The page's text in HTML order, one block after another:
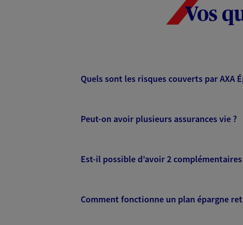
Vos
Quels sont les risques couverts par AXA
Peut-on avoir plusieurs assurances vie ?
Est-il possible d’avoir 2
Comment fonctionne un plan épargne